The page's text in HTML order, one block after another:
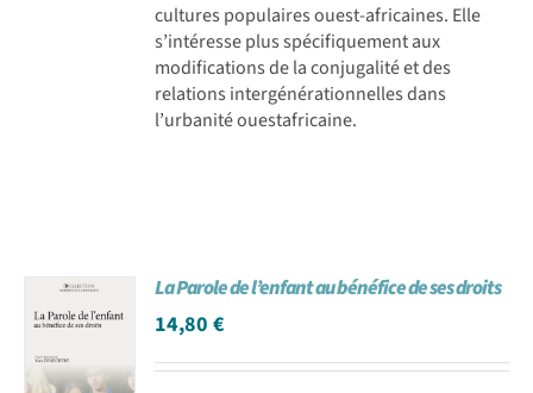
cultures populaires ouest-africaines. Elle
s’intéresse plus spécifiquement aux
modifications de la conjugalité et des
relations intergénérationnelles dans
l’urbanité ouestafricaine.
La Parole de l’enfant au bénéfice de ses droits
14,80€